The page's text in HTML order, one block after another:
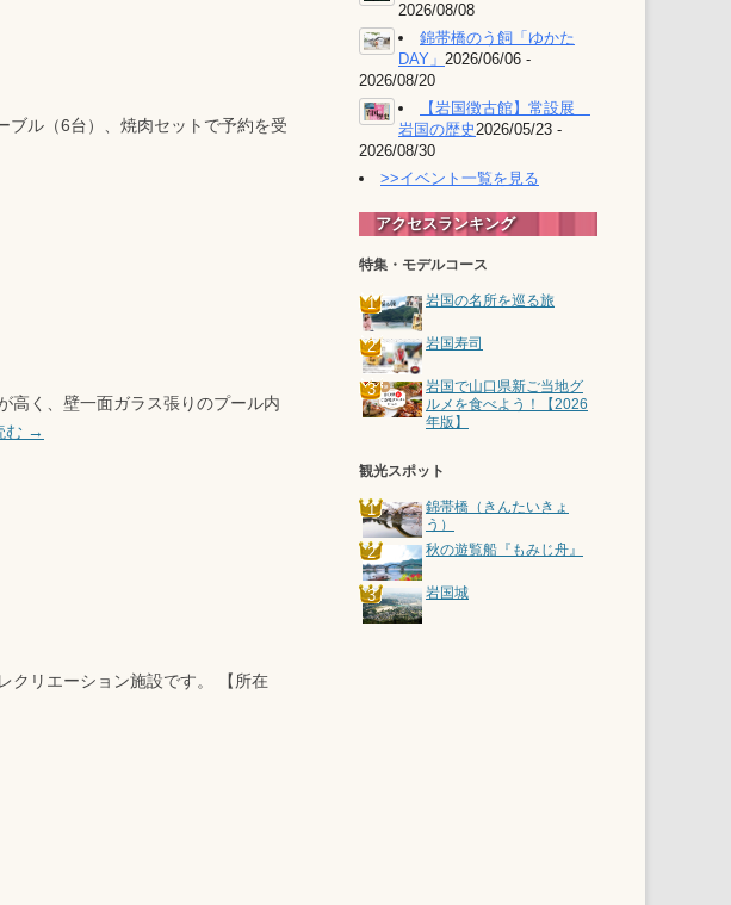
ブル（6台）、焼肉セットで予約を受
高く、壁一面ガラス張りのプール内
む →
クリエーション施設です。 【所在
2026/08/08
錦帯橋のう飼「ゆかた
DAY」 2026/06/06 -
2026/08/20
【岩国徴古館】常設展
岩国の歴史2026/05/23 -
2026/08/30
>>イベント一覧を見る
アクセスランキング
特集・モデルコース
岩国の名所を巡る旅
岩国寿司
岩国で山口県新ご当地グ
ルメを食べよう！【2026
年版】
観光スポット
錦帯橋（きんたいきょ
う）
秋の遊覧船『もみじ舟』
岩国城